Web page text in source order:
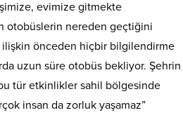
evimize gitmekte
otobüslerin nereden geçtiğini
önceden hiçbir bilgilendirme
uzun süre otobüs bekliyor. Şehrin
tür etkinlikler sahil bölgesinde
insan da zorluk yaşamaz”